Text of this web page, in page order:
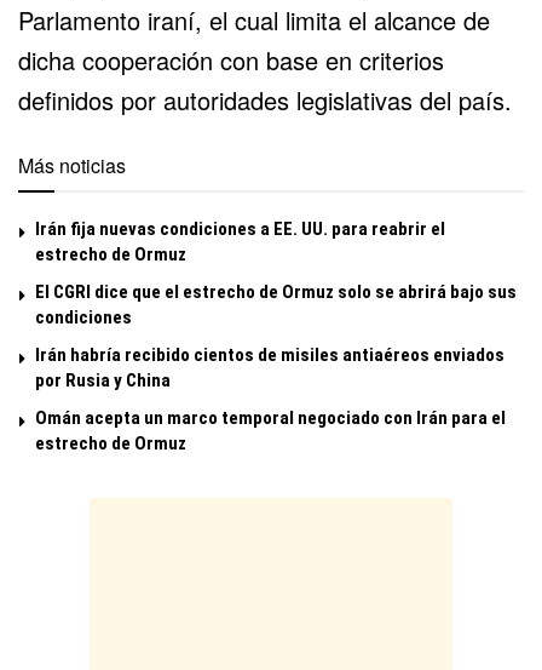
Parlamento iraní, el cual limita el alcance de
dicha cooperación con base en criterios
definidos por autoridades legislativas del país.
Más noticias
Irán fija nuevas condiciones a EE. UU. para reabrir el
estrecho de Ormuz
El CGRI dice que el estrecho de Ormuz solo se abrirá bajo sus
condiciones
Irán habría recibido cientos de misiles antiaéreos enviados
por Rusia y China
Omán acepta un marco temporal negociado con Irán para el
estrecho de Ormuz